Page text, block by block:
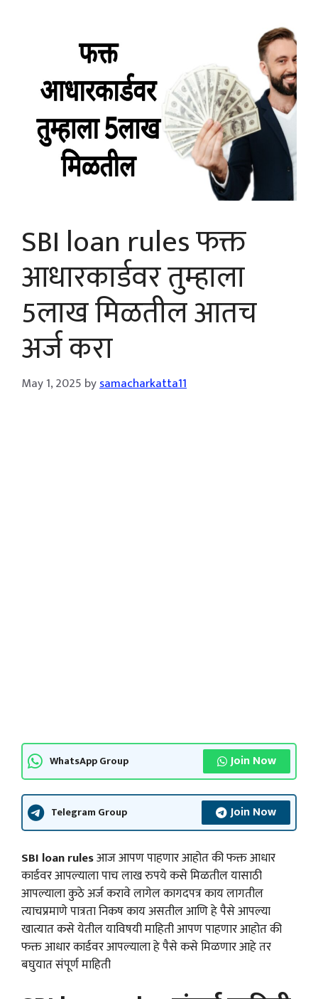
SBI loan rules फक्त
आधारकार्डवर तुम्हाला
5लाख मिळतील आतच
अर्ज करा
May 1, 2025 bysamacharkatta11
WhatsApp Group Join Now
Telegram Group Join Now
SBI loan rulesआज आपण पाहणार आहोत की फक्त आधार
कार्डवर आपल्याला पाच लाख रुपये कसे मिळतील यासाठी
आपल्याला कुठे अर्ज करावे लागेल कागदपत्र काय लागतील
त्याचप्रमाणे पात्रता निकष काय असतील आणि हे पैसे आपल्या
खात्यात कसे येतील याविषयी माहिती आपण पाहणार आहोत की
फक्त आधार कार्डवर आपल्याला हे पैसे कसे मिळणार आहे तर
बघुयात संपूर्ण माहिती